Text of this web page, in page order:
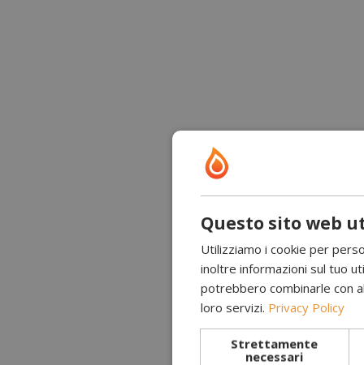
Questo sito web
Utilizziamo i cookie per
inoltre informazioni sul tuo
potrebbero combinarle con
loro servizi. Privacy Policy
Strettamente
necessari